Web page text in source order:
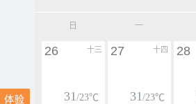
日 一
十三
26
31/23℃
十四
27
31/23℃
28